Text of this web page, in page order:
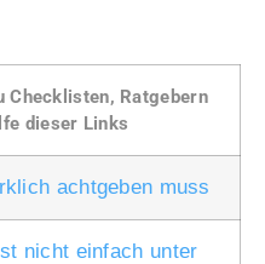
Checklisten, Ratgebern
dieser Links
achtgeben muss
nicht einfach unter